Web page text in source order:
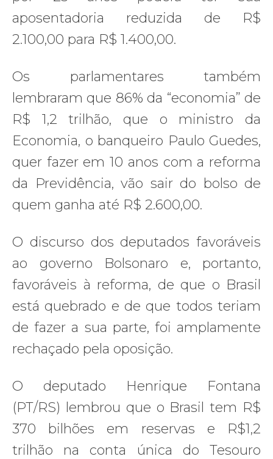
aposentadoria reduzida de R$
2.100,00 para R$ 1.400,00.
Os parlamentares também
lembraram que 86% da “economia” de
R$ 1,2 trilhão, que o ministro da
Economia, o banqueiro Paulo Guedes,
quer fazer em 10 anos com a reforma
da Previdência, vão sair do bolso de
quem ganha até R$ 2.600,00.
O discurso dos deputados favoráveis
ao governo Bolsonaro e, portanto,
favoráveis à reforma, de que o Brasil
está quebrado e de que todos teriam
de fazer a sua parte, foi amplamente
rechaçado pela oposição.
O deputado Henrique Fontana
(PT/RS) lembrou que o Brasil tem R$
370 bilhões em reservas e R$1,2
trilhão na conta única do Tesouro